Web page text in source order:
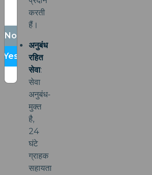
करती
हैं।
अनुबंध
रहित
सेवा:
सेवा
अनुबंध-
मुक्त
है,
24
घंटे
ग्राहक
सहायता
No
Yes